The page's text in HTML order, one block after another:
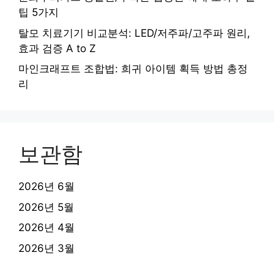
팁 5가지
탈모 치료기기 비교분석: LED/저주파/고주파 원리,
효과 검증 A to Z
마인크래프트 조합법: 희귀 아이템 획득 방법 총정
리
보관함
2026년 6월
2026년 5월
2026년 4월
2026년 3월